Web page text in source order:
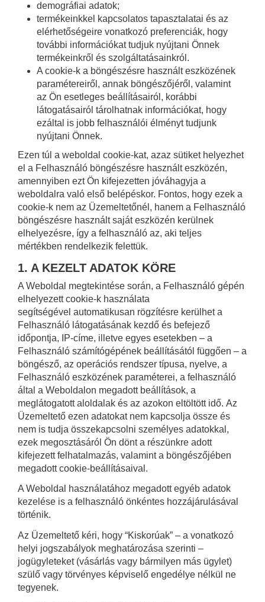
demográfiai adatok;
termékeinkkel kapcsolatos tapasztalatai és az
elérhetőségeire vonatkozó preferenciák, hogy
további információkat tudjuk nyújtani Önnek
termékeinkről és szolgáltatásainkról.
A cookie-k a böngészésre használt eszközének
paramétereiről, annak böngészőjéről, valamint
az Ön esetleges beállításairól, korábbi
látogatásairól tárolhatnak információkat, hogy
ezáltal is jobb felhasználói élményt tudjunk
nyújtani Önnek.
Ezen túl a weboldal cookie-kat, azaz sütiket helyezhet
el a Felhasználó böngészésre használt eszközén,
amennyiben ezt Ön kifejezetten jóváhagyja a
weboldalra való első belépéskor. Fontos, hogy ezek a
cookie-k nem az Üzemeltetőnél, hanem a Felhasználó
böngészésre használt saját eszközén kerülnek
elhelyezésre, így a felhasználó az, aki teljes
mértékben rendelkezik felettük.
1. A KEZELT ADATOK KÖRE
A Weboldal megtekintése során, a Felhasználó gépén
elhelyezett cookie-k használata
segítségével automatikusan rögzítésre kerülhet a
Felhasználó látogatásának kezdő és befejező
időpontja, IP-címe, illetve egyes esetekben – a
Felhasználó számítógépének beállításától függően – a
böngésző, az operációs rendszer típusa, nyelve, a
Felhasználó eszközének paraméterei, a felhasználó
által a Weboldalon megadott beállítások, a
meglátogatott aloldalak és az azokon eltöltött idő. Az
Üzemeltető ezen adatokat nem kapcsolja össze és
nem is tudja összekapcsolni személyes adatokkal,
ezek megosztásáról Ön dönt a részünkre adott
kifejezett felhatalmazás, valamint a böngészőjében
megadott cookie-beállításaival.
A Weboldal használatához megadott egyéb adatok
kezelése is a felhasználó önkéntes hozzájárulásával
történik.
Az Üzemeltető kéri, hogy “Kiskorúak” – a vonatkozó
helyi jogszabályok meghatározása szerinti –
jogügyleteket (vásárlás vagy bármilyen más ügylet)
szülő vagy törvényes képviselő engedélye nélkül ne
tegyenek.